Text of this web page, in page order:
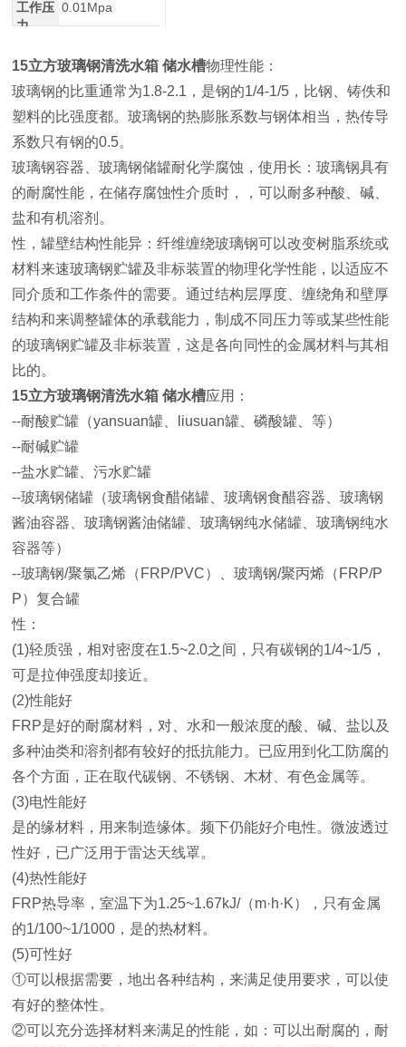
工作压
力
0.01Mpa
15立方玻璃钢清洗水箱 储水槽物理性能：
玻璃钢的比重通常为1.8-2.1，是钢的1/4-1/5，比钢、铸佚和
塑料的比强度都。玻璃钢的热膨胀系数与钢体相当，热传导
系数只有钢的0.5。
玻璃钢容器、玻璃钢储罐耐化学腐蚀，使用长：玻璃钢具有
的耐腐性能，在储存腐蚀性介质时，，可以耐多种酸、碱、
盐和有机溶剂。
性，罐壁结构性能异：纤维缠绕玻璃钢可以改变树脂系统或
材料来速玻璃钢贮罐及非标装置的物理化学性能，以适应不
同介质和工作条件的需要。通过结构层厚度、缠绕角和壁厚
结构和来调整罐体的承载能力，制成不同压力等或某些性能
的玻璃钢贮罐及非标装置，这是各向同性的金属材料与其相
比的。
15立方玻璃钢清洗水箱 储水槽应用：
--耐酸贮罐（yansuan罐、liusuan罐、磷酸罐、等）
--耐碱贮罐
--盐水贮罐、污水贮罐
--玻璃钢储罐（玻璃钢食醋储罐、玻璃钢食醋容器、玻璃钢
酱油容器、玻璃钢酱油储罐、玻璃钢纯水储罐、玻璃钢纯水
容器等）
--玻璃钢/聚氯乙烯（FRP/PVC）、玻璃钢/聚丙烯（FRP/P
P）复合罐
性：
(1)轻质强，相对密度在1.5~2.0之间，只有碳钢的1/4~1/5，
可是拉伸强度却接近。
(2)性能好
FRP是好的耐腐材料，对、水和一般浓度的酸、碱、盐以及
多种油类和溶剂都有较好的抵抗能力。已应用到化工防腐的
各个方面，正在取代碳钢、不锈钢、木材、有色金属等。
(3)电性能好
是的缘材料，用来制造缘体。频下仍能好介电性。微波透过
性好，已广泛用于雷达天线罩。
(4)热性能好
FRP热导率，室温下为1.25~1.67kJ/（m·h·K），只有金属
的1/100~1/1000，是的热材料。
(5)可性好
①可以根据需要，地出各种结构，来满足使用要求，可以使
有好的整体性。
②可以充分选择材料来满足的性能，如：可以出耐腐的，耐